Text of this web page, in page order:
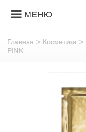
МЕНЮ
Главная > Косметика >
PINK